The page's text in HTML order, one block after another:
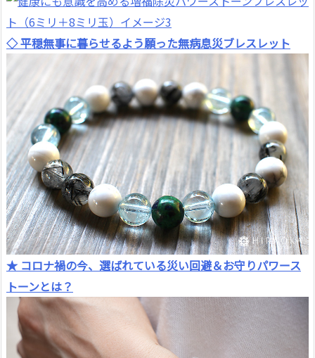
◇ 平穏無事に暮らせるよう願った無病息災ブレスレット
★ コロナ禍の今、選ばれている災い回避＆お守りパワース
トーンとは？